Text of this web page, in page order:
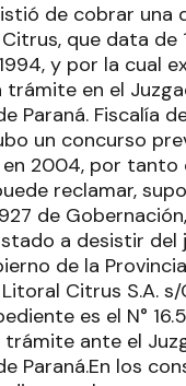
de cobrar una
que data de
y por la cual
trámite en el
Paraná. Fiscalía
un concurso
2004, por tanto
reclamar,
de
a desistir del
de la
Citrus S.A.
es el N°
ante el
Paraná.En los